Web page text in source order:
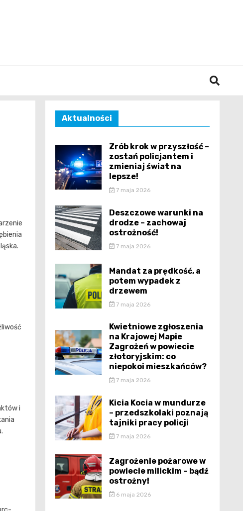
i
Aktualności
Zrób krok w przyszłość –
zostań policjantem i
zmieniaj świat na
lepsze!
7 maja 2026
Deszczowe warunki na
drodze – zachowaj
ostrożność!
7 maja 2026
Mandat za prędkość, a
potem wypadek z
drzewem
7 maja 2026
Kwietniowe zgłoszenia
na Krajowej Mapie
Zagrożeń w powiecie
złotoryjskim: co
niepokoi mieszkańców?
7 maja 2026
Kicia Kocia w mundurze
– przedszkolaki poznają
tajniki pracy policji
7 maja 2026
Zagrożenie pożarowe w
powiecie milickim – bądź
ostrożny!
6 maja 2026